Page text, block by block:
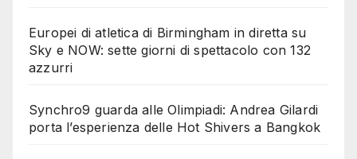
Europei di atletica di Birmingham in diretta su
Sky e NOW: sette giorni di spettacolo con 132
azzurri
Synchro9 guarda alle Olimpiadi: Andrea Gilardi
porta l’esperienza delle Hot Shivers a Bangkok